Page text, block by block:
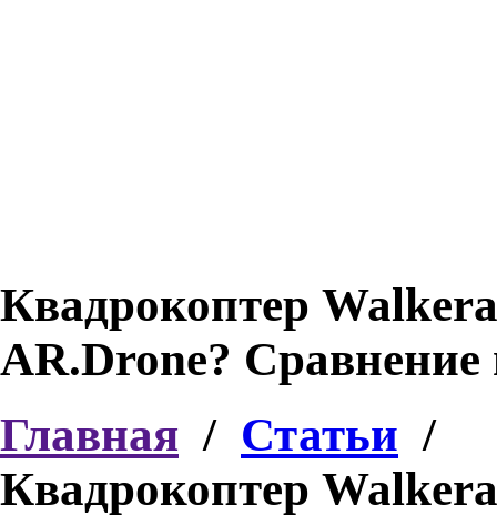
Квадрокоптер
AR.Drone? Сравнение
Главная / Статьи /
Квадрокоптер